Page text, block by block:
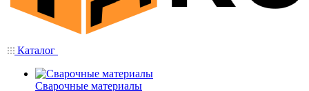
Каталог
Сварочные материалы